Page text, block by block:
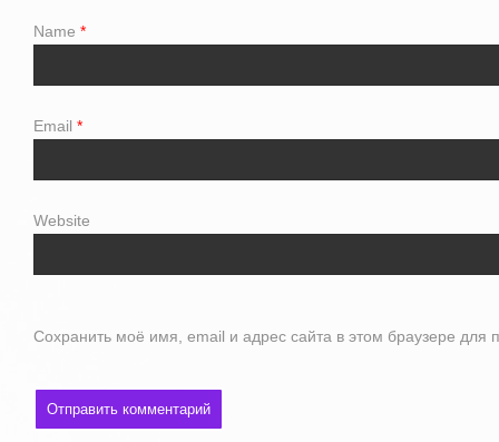
Name *
Email *
Website
Сохранить моё имя, email и адрес сайта в этом браузере